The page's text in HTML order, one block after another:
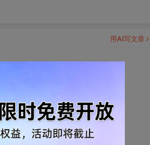
用AI写文章